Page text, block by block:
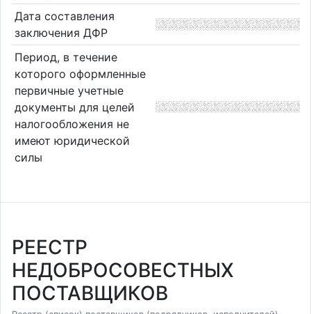
Дата составления
заключения ДФР
Период, в течение
которого оформленные
первичные учетные
документы для целей
налогообложения не
имеют юридической
силы
РЕЕСТР
НЕДОБРОСОВЕСТНЫХ
ПОСТАВЩИКОВ